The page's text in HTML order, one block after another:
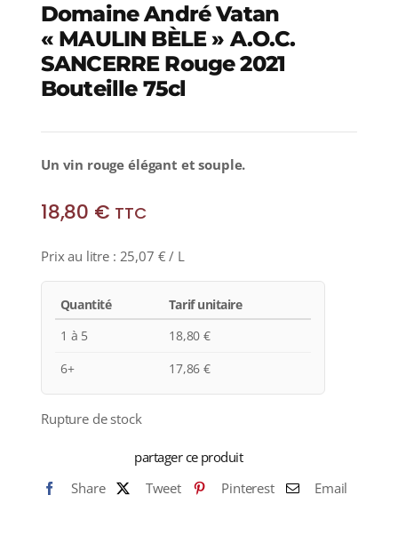
Domaine André Vatan
« MAULIN BÈLE » A.O.C.
SANCERRE Rouge 2021
Bouteille 75cl
Un vin rouge élégant et souple.
18,80 € TTC
Prix au litre : 25,07 € / L
Quantité
Tarif unitaire
1 à 5
18,80€
6+
17,86€
Rupture de stock
partager ce produit
Share
Tweet Pinterest Email